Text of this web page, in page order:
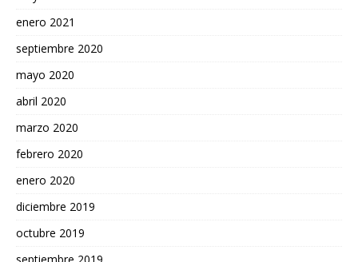
enero 2021
septiembre 2020
mayo 2020
abril 2020
marzo 2020
febrero 2020
enero 2020
diciembre 2019
octubre 2019
septiembre 2019